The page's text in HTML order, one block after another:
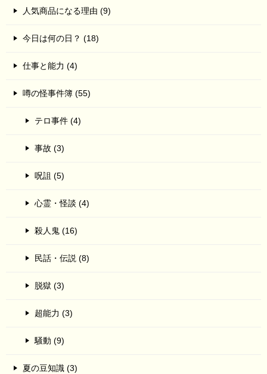
人気商品になる理由 (9)
今日は何の日？ (18)
仕事と能力 (4)
噂の怪事件簿 (55)
テロ事件 (4)
事故 (3)
呪詛 (5)
心霊・怪談 (4)
殺人鬼 (16)
民話・伝説 (8)
脱獄 (3)
超能力 (3)
騒動 (9)
夏の豆知識 (3)